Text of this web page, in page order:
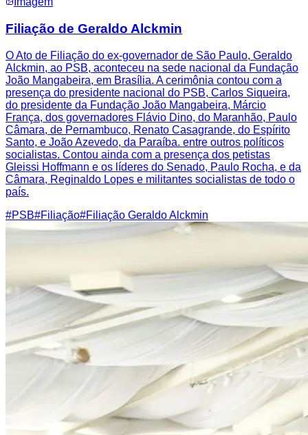
Filiação de Geraldo Alckmin
O Ato de Filiação do ex-governador de São Paulo, Geraldo
Alckmin, ao PSB, aconteceu na sede nacional da Fundação
João Mangabeira, em Brasília. A cerimônia contou com a
presença do presidente nacional do PSB, Carlos Siqueira,
do presidente da Fundação João Mangabeira, Márcio
França, dos governadores Flávio Dino, do Maranhão, Paulo
Câmara, de Pernambuco, Renato Casagrande, do Espírito
Santo, e João Azevedo, da Paraíba. entre outros políticos
socialistas. Contou ainda com a presença dos petistas
Gleissi Hoffmann e os líderes do Senado, Paulo Rocha, e da
Câmara, Reginaldo Lopes e militantes socialistas de todo o
país.
#PSB#Filiação#Filiação Geraldo Alckmin